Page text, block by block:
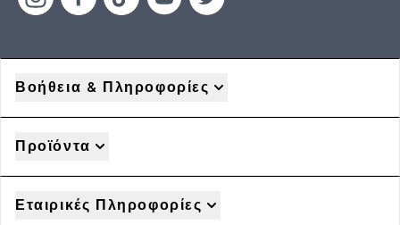
Βοήθεια & Πληροφορίες
Προϊόντα
Εταιρικές Πληροφορίες